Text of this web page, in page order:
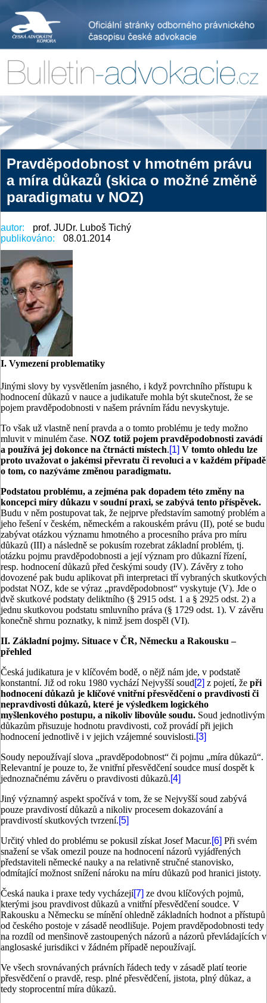
Pravděpodobnost v hmotném právu
a míra důkazů (skica o možné změně
paradigmatu v NOZ)
autor:
prof. JUDr. Luboš Tichý
publikováno:
08.01.2014
I. Vymezení problematiky
Jinými slovy by vysvětlením jasného, i když povrchního přístupu k
hodnocení důkazů v nauce a judikatuře mohla být skutečnost, že se
pojem pravděpodobnosti v našem právním řádu nevyskytuje.
To však už vlastně není pravda a o tomto problému je tedy možno
mluvit v minulém čase. NOZ totiž pojem pravděpodobnosti zavádí
a používá jej dokonce na čtrnácti místech.[1] V tomto ohledu lze
proto uvažovat o jakémsi převratu či revoluci a v každém případě
o tom, co nazýváme změnou paradigmatu.
Podstatou problému, a zejména pak dopadem této změny na
koncepci míry důkazu v soudní praxi, se zabývá tento příspěvek.
Budu v něm postupovat tak, že nejprve představím samotný problém a
jeho řešení v českém, německém a rakouském právu (II), poté se budu
zabývat otázkou významu hmotného a procesního práva pro míru
důkazů (III) a následně se pokusím rozebrat základní problém, tj.
otázku pojmu pravděpodobnosti a její význam pro důkazní řízení,
resp. hodnocení důkazů před českými soudy (IV). Závěry z toho
dovozené pak budu aplikovat při interpretaci tří vybraných skutkových
podstat NOZ, kde se výraz „pravděpodobnost“ vyskytuje (V). Jde o
dvě skutkové podstaty deliktního (§ 2915 odst. 1 a § 2925 odst. 2) a
jednu skutkovou podstatu smluvního práva (§ 1729 odst. 1). V závěru
konečně shrnu poznatky, k nimž jsem dospěl (VI).
II. Základní pojmy. Situace v ČR, Německu a Rakousku –
přehled
Česká judikatura je v klíčovém bodě, o nějž nám jde, v podstatě
konstantní. Již od roku 1980 vychází Nejvyšší soud[2] z pojetí, že při
hodnocení důkazů je klíčové vnitřní přesvědčení o pravdivosti či
nepravdivosti důkazů, které je výsledkem logického
myšlenkového postupu, a nikoliv libovůle soudu. Soud jednotlivým
důkazům přisuzuje hodnotu pravdivosti, což provádí při jejich
hodnocení jednotlivě i v jejich vzájemné souvislosti.[3]
Soudy nepoužívají slova „pravděpodobnost“ či pojmu „míra důkazů“.
Relevantní je pouze to, že vnitřní přesvědčení soudce musí dospět k
jednoznačnému závěru o pravdivosti důkazů.[4]
Jiný významný aspekt spočívá v tom, že se Nejvyšší soud zabývá
pouze pravdivostí důkazů a nikoliv procesem dokazování a
pravdivostí skutkových tvrzení.[5]
Určitý vhled do problému se pokusil získat Josef Macur.[6] Při svém
snažení se však omezil pouze na hodnocení názorů vyjádřených
představiteli německé nauky a na relativně stručné stanovisko,
odmítající možnost snížení nároku na míru důkazů pod hranici jistoty.
Česká nauka i praxe tedy vycházejí[7] ze dvou klíčových pojmů,
kterými jsou pravdivost důkazů a vnitřní přesvědčení soudce. V
Rakousku a Německu se mínění ohledně základních hodnot a přístupů
od českého postoje v zásadě neodlišuje. Pojem pravděpodobnosti tedy
na rozdíl od menšinově zastoupených názorů a názorů převládajících v
anglosaské jurisdikci v žádném případě nepoužívají.
Ve všech srovnávaných právních řádech tedy v zásadě platí teorie
přesvědčení o pravdě, resp. plné přesvědčení, jistota, plný důkaz, a
tedy stoprocentní míra důkazů.